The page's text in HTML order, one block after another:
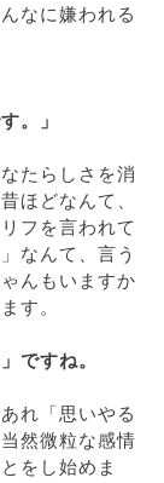
なに嫌われる
。」
たらしさを消
ほどなんて、
フを言われて
なんて、言う
んもいますか
す。
ですね。
れ「思いやる
然微粒な感情
をし始めま